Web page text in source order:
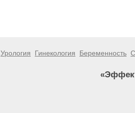
Урология Гинекология Беременность